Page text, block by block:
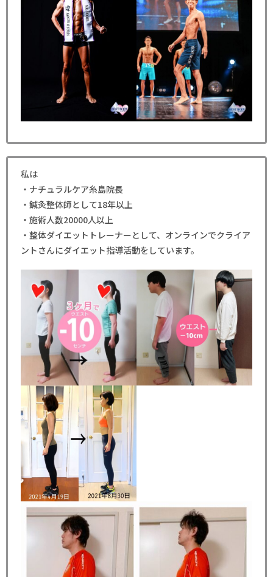
私は
・ナチュラルケア糸島院長
・鍼灸整体師として18年以上
・施術人数20000人以上
・整体ダイエットトレーナーとして、オンラインでクライア
ントさんにダイエット指導活動をしています。